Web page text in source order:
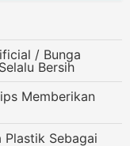
/ Bunga
Bersih
Memberikan
Plastik Sebagai